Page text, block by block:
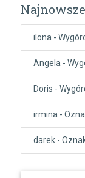
ilona -
Angela -
Doris -
irmina -
darek-